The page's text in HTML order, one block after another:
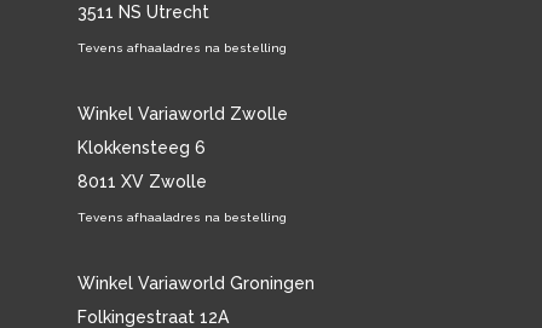
3511 NS Utrecht
Tevens afhaaladres na bestelling
Winkel Variaworld Zwolle
Klokkensteeg 6
8011 XV Zwolle
Tevens afhaaladres na bestelling
Winkel Variaworld Groningen
Folkingestraat 12A